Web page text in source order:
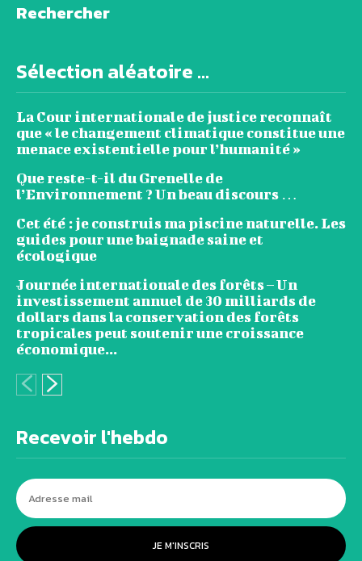
Rechercher
Sélection aléatoire ...
La Cour internationale de justice reconnaît
que « le changement climatique constitue une
menace existentielle pour l’humanité »
Que reste-t-il du Grenelle de
l’Environnement ? Un beau discours …
Cet été : je construis ma piscine naturelle. Les
guides pour une baignade saine et
écologique
Journée internationale des forêts – Un
investissement annuel de 30 milliards de
dollars dans la conservation des forêts
tropicales peut soutenir une croissance
économique...
Recevoir l'hebdo
JE M'INSCRIS